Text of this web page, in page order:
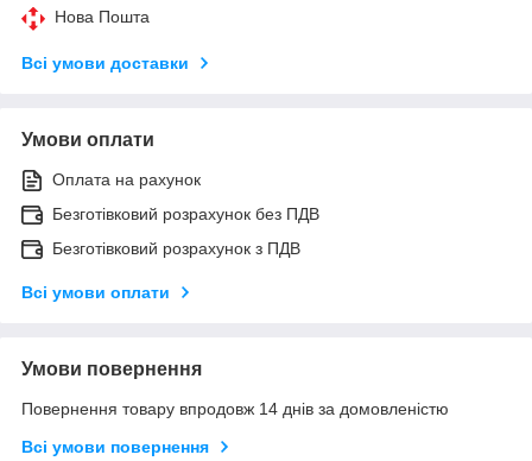
Нова Пошта
Всі умови доставки
Умови оплати
Оплата на рахунок
Безготівковий розрахунок без ПДВ
Безготівковий розрахунок з ПДВ
Всі умови оплати
Умови повернення
Повернення товару впродовж 14 днів за домовленістю
Всі умови повернення